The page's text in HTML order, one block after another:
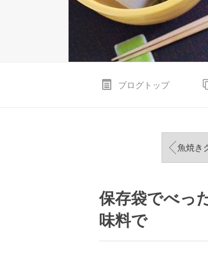
ブログトップ
魚焼きグリルで焼
保存袋でべっ
味料で